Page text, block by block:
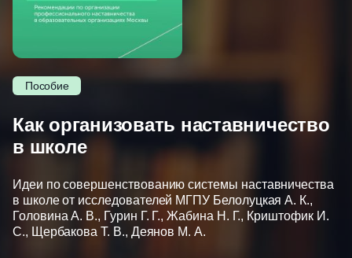
Пособие
Как организовать наставничество
в школе
Идеи по совершенствованию системы наставничества
в школе от исследователей МГПУ Белолуцкая А. К.,
Головина А. В., Гурин Г. Г., Жабина Н. Г., Криштофик И.
С., Щербакова Т. В., Деянов М. А.